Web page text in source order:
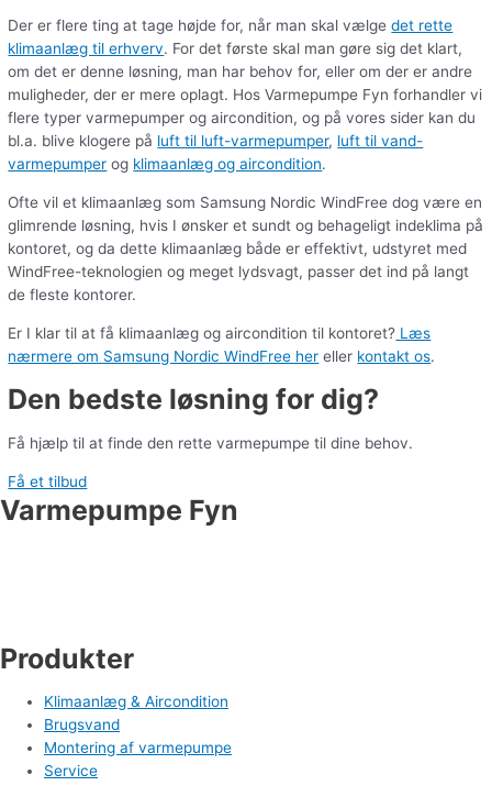
Der er flere ting at tage højde for, når man skal vælgedet rette
klimaanlæg til erhverv. For det første skal man gøre sig det klart,
om det er denne løsning, man har behov for, eller om der er andre
muligheder, der er mere oplagt. Hos Varmepumpe Fyn forhandler vi
flere typer varmepumper og aircondition, og på vores sider kan du
bl.a. blive klogere på luft til luft-varmepumper, luft til vand-
varmepumper og klimaanlæg og aircondition.
Ofte vil et klimaanlæg som Samsung Nordic WindFree dog være en
glimrende løsning, hvis I ønsker et sundt og behageligt indeklima på
kontoret, og da dette klimaanlæg både er effektivt, udstyret med
WindFree-teknologien og meget lydsvagt, passer det ind på langt
de fleste kontorer.
Er I klar til at få klimaanlæg og aircondition til kontoret? Læs
nærmere om Samsung Nordic WindFree her eller kontakt os.
Den bedste løsning for dig?
Få hjælp til at finde den rette varmepumpe til dine behov.
Få et tilbud
Varmepumpe Fyn
Produkter
Klimaanlæg & Aircondition
Brugsvand
Montering af varmepumpe
Service